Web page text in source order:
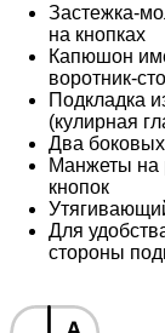
Застежка-
на кнопках
Капюшон
воротник-
Подкладка
(кулирная
Два
Манжеты на
кнопок
Для
стороны